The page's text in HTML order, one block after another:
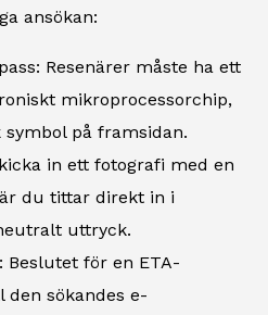
ansökan:
Resenärer måste ha ett
mikroprocessorchip,
på framsidan.
in ett fotografi med en
du tittar direkt in i
uttryck.
Beslutet för en ETA-
den sökandes e-